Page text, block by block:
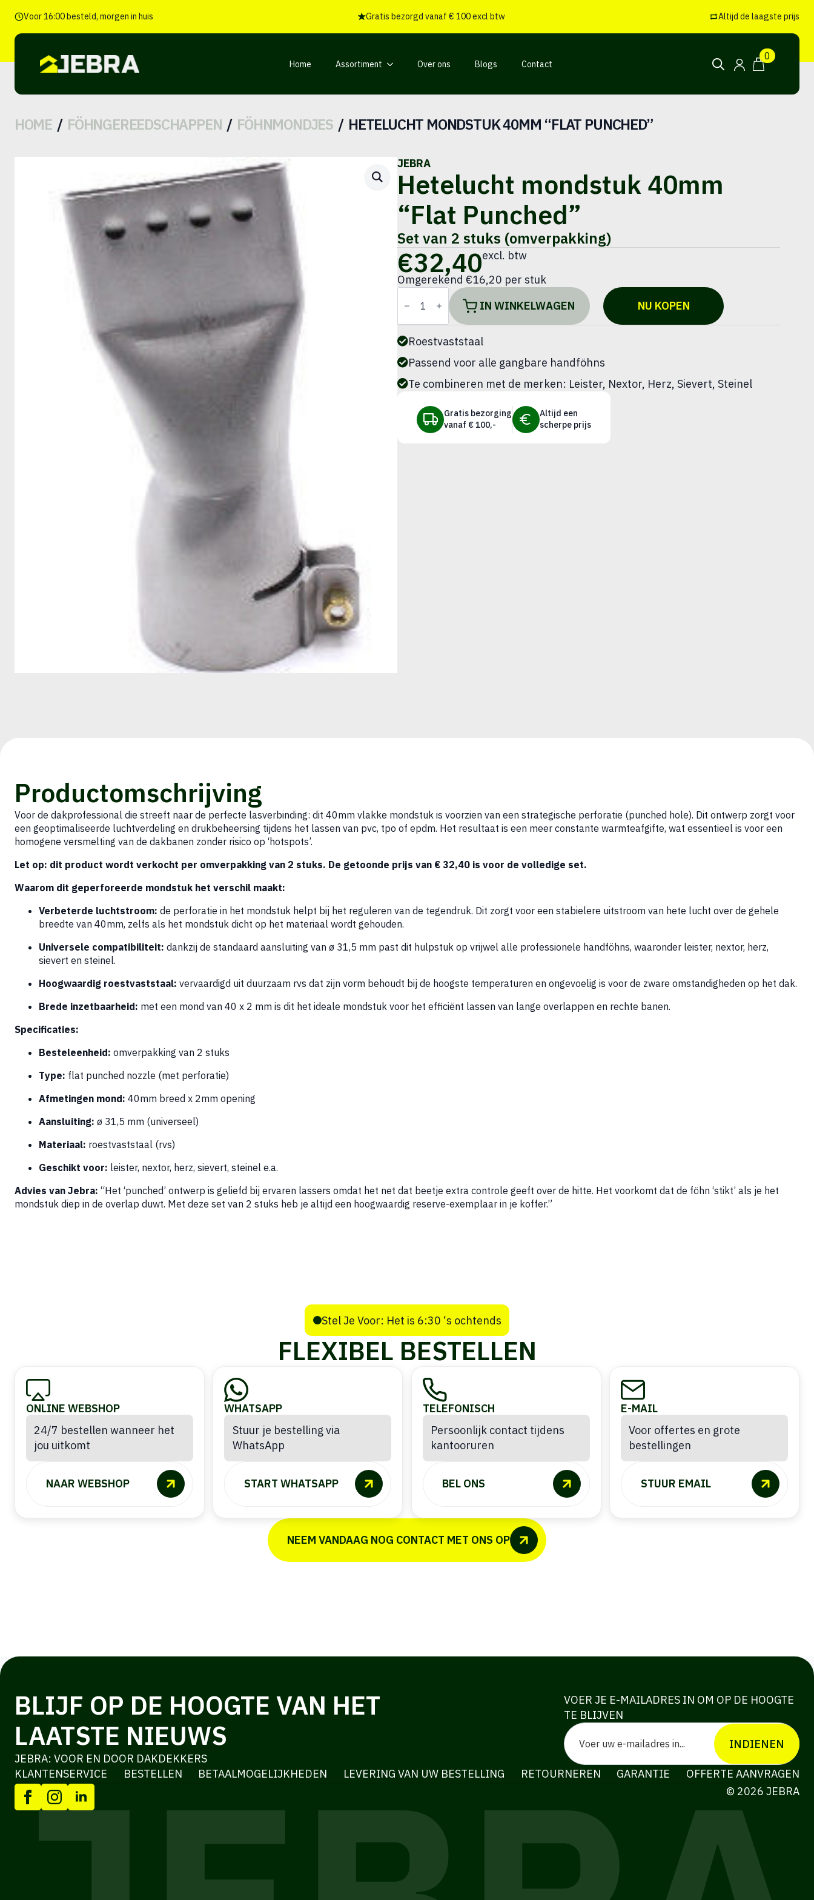
Voor 16:00 besteld, morgen in huis Gratis bezorgd vanaf € 100 excl btw Altijd de laagste prijs
Home Assortiment Over ons Blogs Contact
0
for:
HOME FÖHNGEREEDSCHAPPEN FÖHNMONDJES HETELUCHT MONDSTUK 40MM “FLAT PUNCHED”
JEBRA
Hetelucht mondstuk 40mm
“Flat Punched”
Set van 2 stuks (omverpakking)
€32,40excl. btw
Omgerekend €16,20 per stuk
Hetelucht
mondstuk
40mm
aantal
IN WINKELWAGEN NU KOPEN
Roestvaststaal
Passend voor alle gangbare handföhns
Te combineren met de merken: Leister, Nextor, Herz, Sievert, Steinel
Gratis bezorging
vanaf € 100,-
Altijd een
scherpe prijs
Productomschrijving
Voor de dakprofessional die streeft naar de perfecte lasverbinding: dit 40mm vlakke mondstuk is voorzien van een strategische perforatie (punched hole). Dit ontwerp zorgt voor
een geoptimaliseerde luchtverdeling en drukbeheersing tijdens het lassen van pvc, tpo of epdm. Het resultaat is een meer constante warmteafgifte, wat essentieel is voor een
homogene versmelting van de dakbanen zonder risico op ‘hotspots’.
Let op: dit product wordt verkocht per omverpakking van 2 stuks. De getoonde prijs van € 32,40 is voor de volledige set.
Waarom dit geperforeerde mondstuk het verschil maakt:
Verbeterde luchtstroom: de perforatie in het mondstuk helpt bij het reguleren van de tegendruk. Dit zorgt voor een stabielere uitstroom van hete lucht over de gehele
breedte van 40mm, zelfs als het mondstuk dicht op het materiaal wordt gehouden.
Universele compatibiliteit: dankzij de standaard aansluiting van ø 31,5 mm past dit hulpstuk op vrijwel alle professionele handföhns, waaronder leister, nextor, herz,
sievert en steinel.
Hoogwaardig roestvaststaal: vervaardigd uit duurzaam rvs dat zijn vorm behoudt bij de hoogste temperaturen en ongevoelig is voor de zware omstandigheden op het dak.
Brede inzetbaarheid: met een mond van 40 x 2 mm is dit het ideale mondstuk voor het efficiënt lassen van lange overlappen en rechte banen.
Specificaties:
Besteleenheid: omverpakking van 2 stuks
Type: flat punched nozzle (met perforatie)
Afmetingen mond: 40mm breed x 2mm opening
Aansluiting: ø 31,5 mm (universeel)
Materiaal: roestvaststaal (rvs)
Geschikt voor: leister, nextor, herz, sievert, steinel e.a.
Advies van Jebra: “Het ‘punched’ ontwerp is geliefd bij ervaren lassers omdat het net dat beetje extra controle geeft over de hitte. Het voorkomt dat de föhn ‘stikt’ als je het
mondstuk diep in de overlap duwt. Met deze set van 2 stuks heb je altijd een hoogwaardig reserve-exemplaar in je koffer.”
Stel Je Voor: Het is 6:30 ‘s ochtends
FLEXIBEL BESTELLEN
ONLINE WEBSHOP
24/7 bestellen wanneer het
jou uitkomt
NAAR WEBSHOP
WHATSAPP
Stuur je bestelling via
WhatsApp
START WHATSAPP
TELEFONISCH
Persoonlijk contact tijdens
kantooruren
BEL ONS
E-MAIL
Voor offertes en grote
bestellingen
STUUR EMAIL
NEEM VANDAAG NOG CONTACT MET ONS OP
BLIJF OP DE HOOGTE VAN HET
LAATSTE NIEUWS
JEBRA: VOOR EN DOOR DAKDEKKERS
VOER JE E-MAILADRES IN OM OP DE HOOGTE
TE BLIJVEN
Email
*
INDIENEN
KLANTENSERVICE BESTELLEN BETAALMOGELIJKHEDEN LEVERING VAN UW BESTELLING RETOURNEREN GARANTIE
OFFERTE AANVRAGEN
© 2026 JEBRA